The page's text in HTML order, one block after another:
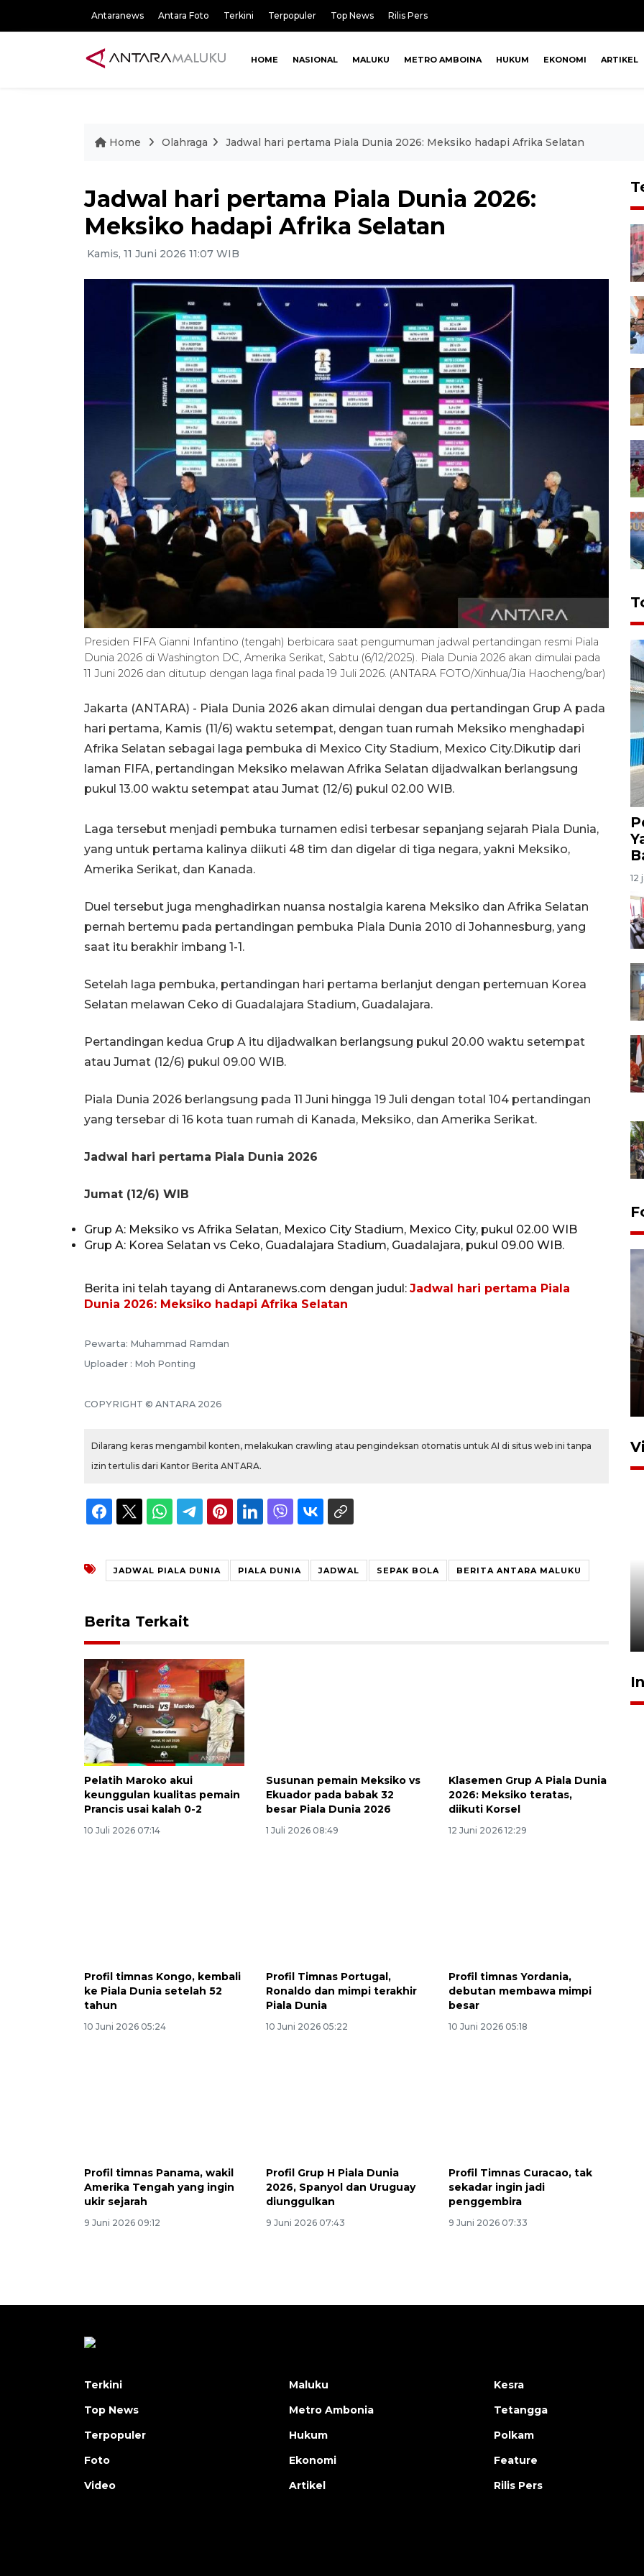
Antaranews Antara Foto Terkini Terpopuler Top News Rilis Pers
HOME NASIONAL MALUKU METRO AMBOINA HUKUM EKONOMI ARTIKEL
Home Olahraga Jadwal hari pertama Piala Dunia 2026: Meksiko hadapi Afrika Selatan
Jadwal hari pertama Piala Dunia 2026:
Meksiko hadapi Afrika Selatan
Kamis, 11 Juni 2026 11:07 WIB
Presiden FIFA Gianni Infantino (tengah) berbicara saat pengumuman jadwal pertandingan resmi Piala
Dunia 2026 di Washington DC, Amerika Serikat, Sabtu (6/12/2025). Piala Dunia 2026 akan dimulai pada
11 Juni 2026 dan ditutup dengan laga final pada 19 Juli 2026. (ANTARA FOTO/Xinhua/Jia Haocheng/bar)
Jakarta (ANTARA) - Piala Dunia 2026 akan dimulai dengan dua pertandingan Grup A pada
hari pertama, Kamis (11/6) waktu setempat, dengan tuan rumah Meksiko menghadapi
Afrika Selatan sebagai laga pembuka di Mexico City Stadium, Mexico City.Dikutip dari
laman FIFA, pertandingan Meksiko melawan Afrika Selatan dijadwalkan berlangsung
pukul 13.00 waktu setempat atau Jumat (12/6) pukul 02.00 WIB.
Laga tersebut menjadi pembuka turnamen edisi terbesar sepanjang sejarah Piala Dunia,
yang untuk pertama kalinya diikuti 48 tim dan digelar di tiga negara, yakni Meksiko,
Amerika Serikat, dan Kanada.
Duel tersebut juga menghadirkan nuansa nostalgia karena Meksiko dan Afrika Selatan
pernah bertemu pada pertandingan pembuka Piala Dunia 2010 di Johannesburg, yang
saat itu berakhir imbang 1-1.
Setelah laga pembuka, pertandingan hari pertama berlanjut dengan pertemuan Korea
Selatan melawan Ceko di Guadalajara Stadium, Guadalajara.
Pertandingan kedua Grup A itu dijadwalkan berlangsung pukul 20.00 waktu setempat
atau Jumat (12/6) pukul 09.00 WIB.
Piala Dunia 2026 berlangsung pada 11 Juni hingga 19 Juli dengan total 104 pertandingan
yang tersebar di 16 kota tuan rumah di Kanada, Meksiko, dan Amerika Serikat.
Jadwal hari pertama Piala Dunia 2026
Jumat (12/6) WIB
Grup A: Meksiko vs Afrika Selatan, Mexico City Stadium, Mexico City, pukul 02.00 WIB
Grup A: Korea Selatan vs Ceko, Guadalajara Stadium, Guadalajara, pukul 09.00 WIB.
Berita ini telah tayang di Antaranews.com dengan judul: Jadwal hari pertama Piala
Dunia 2026: Meksiko hadapi Afrika Selatan
Pewarta: Muhammad Ramdan
Uploader : Moh Ponting
COPYRIGHT © ANTARA 2026
Dilarang keras mengambil konten, melakukan crawling atau pengindeksan otomatis untuk AI di situs web ini tanpa
izin tertulis dari Kantor Berita ANTARA.
JADWAL PIALA DUNIA PIALA DUNIA JADWAL SEPAK BOLA BERITA ANTARA MALUKU
Berita Terkait
Pelatih Maroko akui
keunggulan kualitas pemain
Prancis usai kalah 0-2
10 Juli 2026 07:14
Susunan pemain Meksiko vs
Ekuador pada babak 32
besar Piala Dunia 2026
1 Juli 2026 08:49
Klasemen Grup A Piala Dunia
2026: Meksiko teratas,
diikuti Korsel
12 Juni 2026 12:29
Profil timnas Kongo, kembali
ke Piala Dunia setelah 52
tahun
10 Juni 2026 05:24
Profil Timnas Portugal,
Ronaldo dan mimpi terakhir
Piala Dunia
10 Juni 2026 05:22
Profil timnas Yordania,
debutan membawa mimpi
besar
10 Juni 2026 05:18
Profil timnas Panama, wakil
Amerika Tengah yang ingin
ukir sejarah
9 Juni 2026 09:12
Profil Grup H Piala Dunia
2026, Spanyol dan Uruguay
diunggulkan
9 Juni 2026 07:43
Profil Timnas Curacao, tak
sekadar ingin jadi
penggembira
9 Juni 2026 07:33
12
Ambon ajak semua pihak buka
Terkini
Top News
Terpopuler
Foto
Video
Maluku
Metro Ambonia
Hukum
Ekonomi
Artikel
Kesra
Tetangga
Polkam
Feature
Rilis Pers